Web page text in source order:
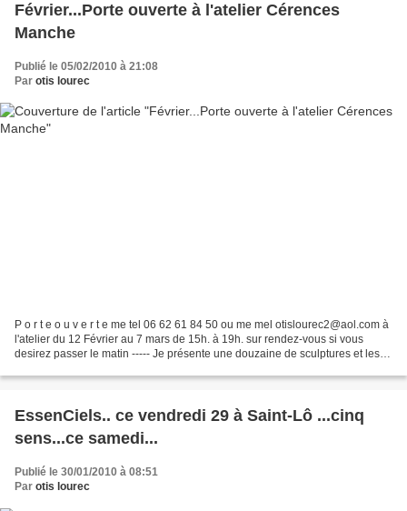
Février...Porte ouverte à l'atelier Cérences
Manche
Publié le 05/02/2010 à 21:08
Par otis lourec
P o r t e o u v e r t e me tel 06 62 61 84 50 ou me mel otislourec2@aol.com à
l'atelier du 12 Février au 7 mars de 15h. à 19h. sur rendez-vous si vous
desirez passer le matin ----- Je présente une douzaine de sculptures et les
EssenCiels.. ce vendredi 29 à Saint-Lô ...cinq
sens...ce samedi...
Publié le 30/01/2010 à 08:51
Par otis lourec